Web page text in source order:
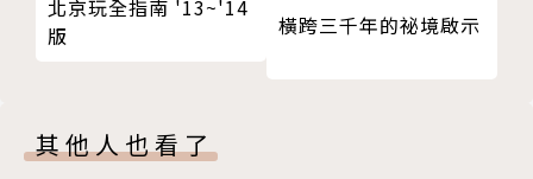
11 仙石原
14 川越
15 成田
北京玩全指南 '13~'14
版
橫跨三千年的祕境啟示
其他人也看了